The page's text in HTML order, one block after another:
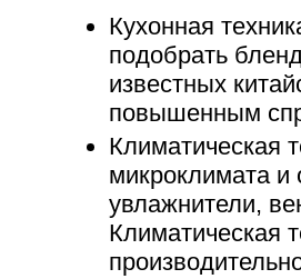
Кухонная
подобрать
известных
повышенным
Климатическая
микроклимата и
увлажнители,
Климатическая